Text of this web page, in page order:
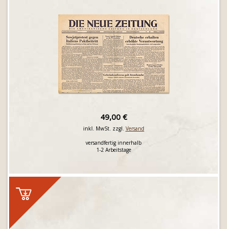
49,00 €
inkl. MwSt. zzgl. Versand
versandfertig innerhalb
1-2 Arbeitstage